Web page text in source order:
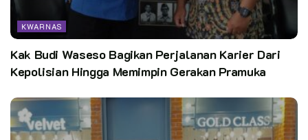
KWARNAS
Kak Budi Waseso Bagikan Perjalanan Karier Dari
Kepolisian Hingga Memimpin Gerakan Pramuka